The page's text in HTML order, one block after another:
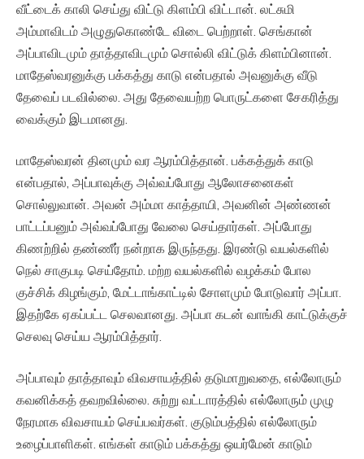
வீட்டைக் காலி செய்து விட்டு கிளம்பி விட்டான். லட்சுமி
அம்மாவிடம் அழுதுகொண்டே விடை பெற்றாள். செங்கான்
அப்பாவிடமும் தாத்தாவிடமும் சொல்லி விட்டுக் கிளம்பினான்.
மாதேஸ்வரனுக்கு பக்கத்து காடு என்பதால் அவனுக்கு வீடு
தேவைப் படவில்லை. அது தேவையற்ற பொருட்களை சேகரித்து
வைக்கும் இடமானது.
மாதேஸ்வரன் தினமும் வர ஆரம்பித்தான். பக்கத்துக் காடு
என்பதால், அப்பாவுக்கு அவ்வப்போது ஆலோசனைகள்
சொல்லுவான். அவன் அம்மா காத்தாயி, அவனின் அண்ணன்
பாட்டப்பனும் அவ்வப்போது வேலை செய்தார்கள். அப்போது
கிணற்றில் தண்ணீர் நன்றாக இருந்தது. இரண்டு வயல்களில்
நெல் சாகுபடி செய்தோம். மற்ற வயல்களில் வழக்கம் போல
குச்சிக் கிழங்கும், மேட்டாங்காட்டில் சோளமும் போடுவார் அப்பா.
இதற்கே ஏகப்பட்ட செலவானது. அப்பா கடன் வாங்கி காட்டுக்குச்
செலவு செய்ய ஆரம்பித்தார்.
அப்பாவும் தாத்தாவும் விவசாயத்தில் தடுமாறுவதை, எல்லோரும்
கவனிக்கத் தவறவில்லை. சுற்று வட்டாரத்தில் எல்லோரும் முழு
நேரமாக விவசாயம் செய்பவர்கள். குடும்பத்தில் எல்லோரும்
உழைப்பாளிகள். எங்கள் காடும் பக்கத்து ஒயர்மேன் காடும்